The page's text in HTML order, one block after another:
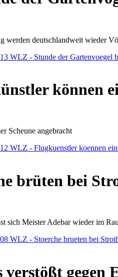
deutschlandweit wieder
WLZ - Stunde der Gartenvoegel
können
Scheune angebracht
WLZ - Flugkuenstler koennen
brüten bei
sich Meister Adebar wieder im
WLZ - Stoerche brueten bei
gegen